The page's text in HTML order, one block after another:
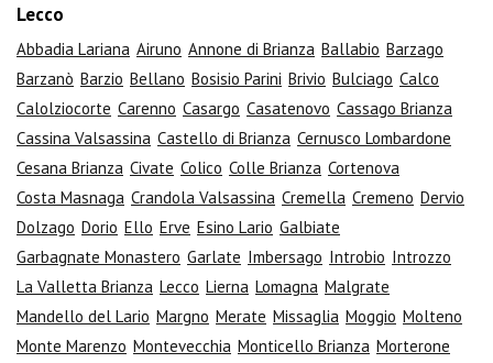
Lecco
Abbadia Lariana Airuno Annone di Brianza Ballabio Barzago
Barzanò Barzio Bellano Bosisio Parini Brivio Bulciago Calco
Calolziocorte Carenno Casargo Casatenovo Cassago Brianza
Cassina Valsassina Castello di Brianza Cernusco Lombardone
Cesana Brianza Civate Colico Colle Brianza Cortenova
Costa Masnaga Crandola Valsassina Cremella Cremeno Dervio
Dolzago Dorio Ello Erve Esino Lario Galbiate
Garbagnate Monastero Garlate Imbersago Introbio Introzzo
La Valletta Brianza Lecco Lierna Lomagna Malgrate
Mandello del Lario Margno Merate Missaglia Moggio Molteno
Monte Marenzo Montevecchia Monticello Brianza Morterone